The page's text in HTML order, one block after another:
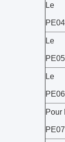
Le
PE04
Le
PE05
Le
PE06
Pour
PE07